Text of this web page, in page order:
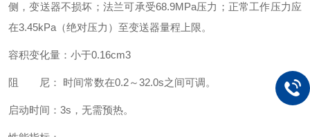
侧，变送器不损坏；法兰可承受68.9MPa压力；正常工作压力应
在3.45kPa（绝对压力）至变送器量程上限。
容积变化量：小于0.16cm3
阻 尼： 时间常数在0.2～32.0s之间可调。
启动时间：3s，无需预热。